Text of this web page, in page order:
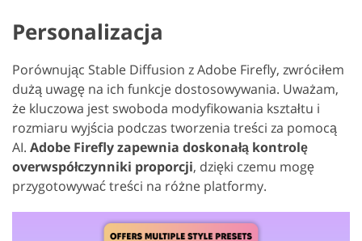
Personalizacja
Porównując Stable Diffusion z Adobe Firefly, zwróciłem
dużą uwagę na ich funkcje dostosowywania. Uważam,
że kluczowa jest swoboda modyfikowania kształtu i
rozmiaru wyjścia podczas tworzenia treści za pomocą
AI. Adobe Firefly zapewnia doskonałą kontrolę
overwspółczynniki proporcji, dzięki czemu mogę
przygotowywać treści na różne platformy.